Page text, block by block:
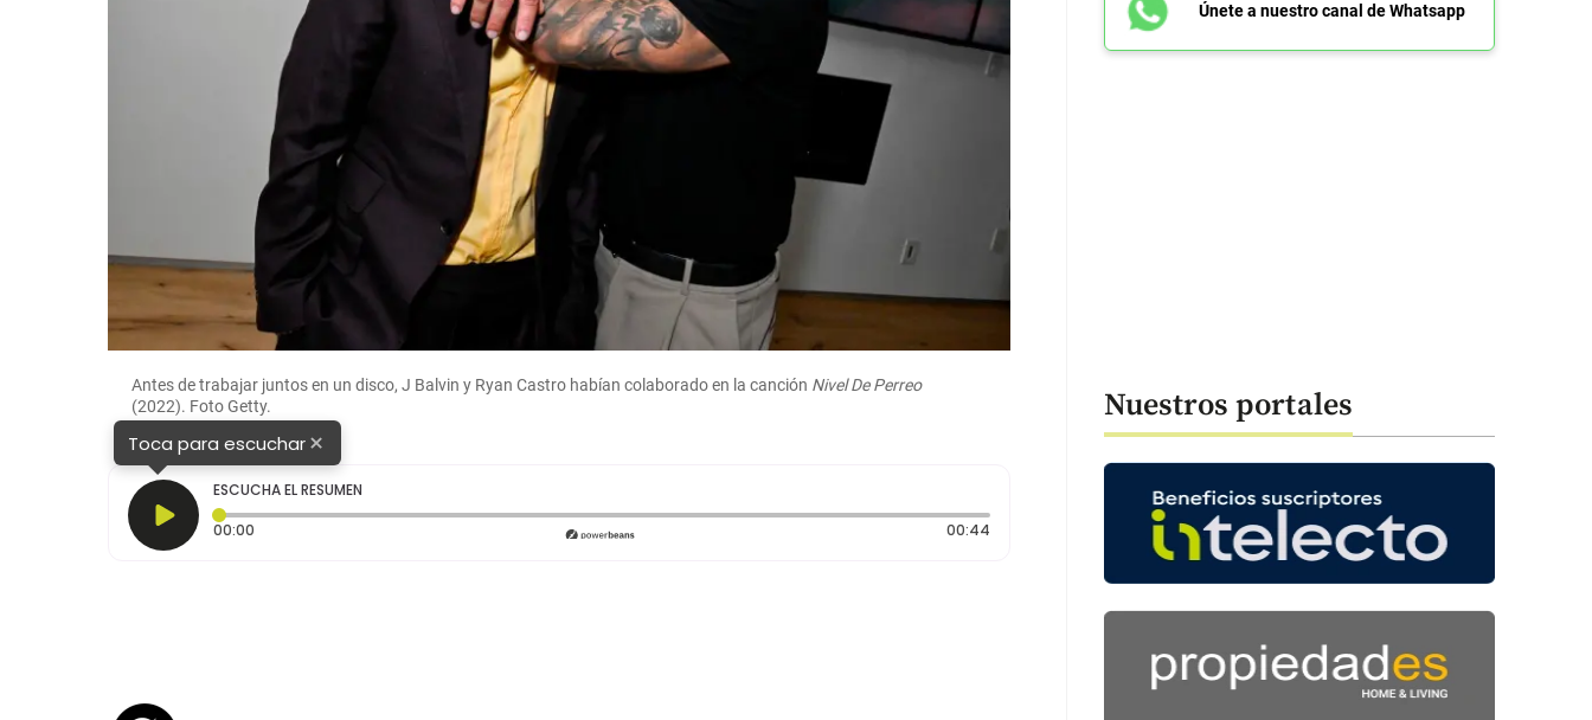
Antes de trabajar juntos en un disco, J Balvin y Ryan Castro habían colaborado en la canción Nivel De Perreo
(2022). Foto Getty.
Toca para escuchar×
ESCUCHA EL RESUMEN
00:00
00:44Duración: 44 segundos
Únete a nuestro canal de Whatsapp
Nuestros portales